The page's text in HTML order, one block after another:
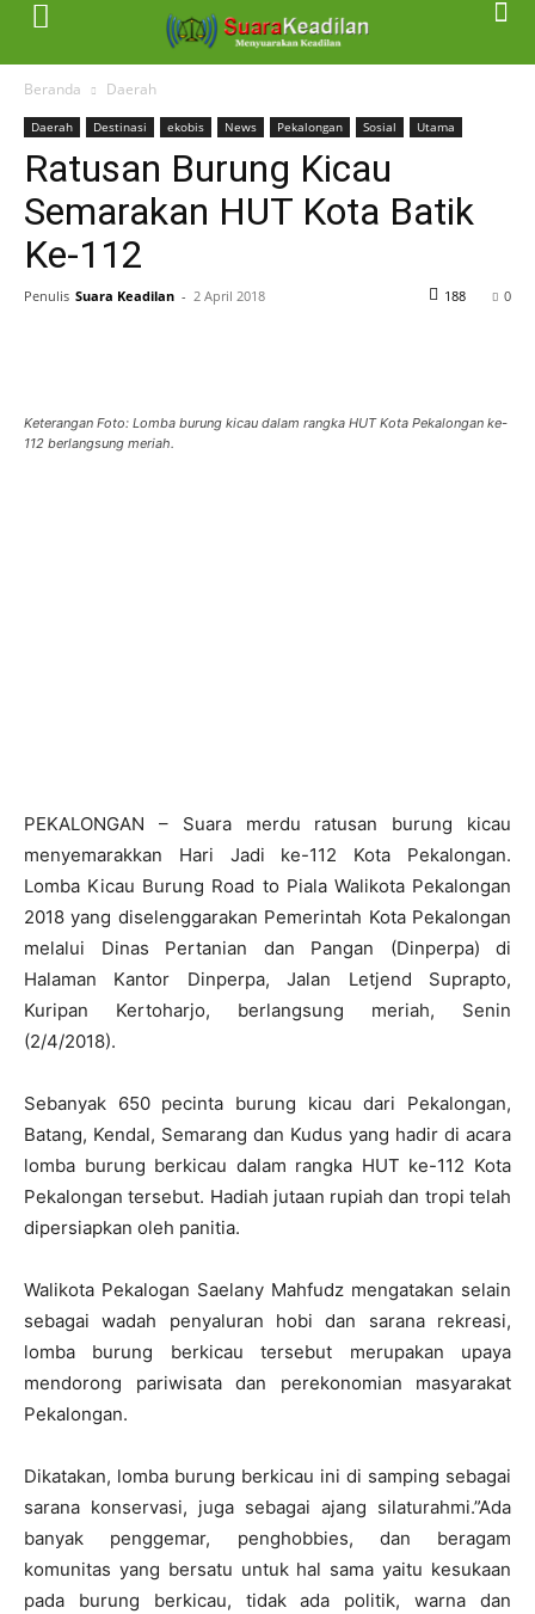
Beranda Daerah
Daerah Destinasi ekobis News Pekalongan Sosial Utama
Ratusan Burung Kicau
Semarakan HUT Kota Batik
Ke-112
Penulis Suara Keadilan - 2 April 2018 0
188
Keterangan Foto: Lomba burung kicau dalam rangka HUT Kota Pekalongan ke-
112 berlangsung meriah.
PEKALONGAN – Suara merdu ratusan burung kicau
menyemarakkan Hari Jadi ke-112 Kota Pekalongan.
Lomba Kicau Burung Road to Piala Walikota Pekalongan
2018 yang diselenggarakan Pemerintah Kota Pekalongan
melalui Dinas Pertanian dan Pangan (Dinperpa) di
Halaman Kantor Dinperpa, Jalan Letjend Suprapto,
Kuripan Kertoharjo, berlangsung meriah, Senin
(2/4/2018).
Sebanyak 650 pecinta burung kicau dari Pekalongan,
Batang, Kendal, Semarang dan Kudus yang hadir di acara
lomba burung berkicau dalam rangka HUT ke-112 Kota
Pekalongan tersebut. Hadiah jutaan rupiah dan tropi telah
dipersiapkan oleh panitia.
Walikota Pekalogan Saelany Mahfudz mengatakan selain
sebagai wadah penyaluran hobi dan sarana rekreasi,
lomba burung berkicau tersebut merupakan upaya
mendorong pariwisata dan perekonomian masyarakat
Pekalongan.
Dikatakan, lomba burung berkicau ini di samping sebagai
sarana konservasi, juga sebagai ajang silaturahmi.”Ada
banyak penggemar, penghobbies, dan beragam
komunitas yang bersatu untuk hal sama yaitu kesukaan
pada burung berkicau, tidak ada politik, warna dan